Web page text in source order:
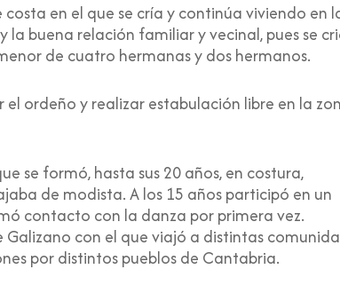
en el que se cría y continúa viviendo en
buena relación familiar y vecinal, pues se
de cuatro hermanas y dos hermanos.
ordeño y realizar estabulación libre en la
se formó, hasta sus 20 años, en costura,
de modista. A los 15 años participó en un
contacto con la danza por primera vez.
con el que viajó a distintas
por distintos pueblos de Cantabria.